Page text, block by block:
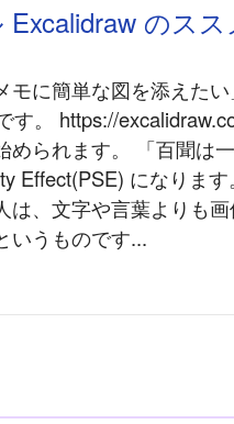
のスス
モに簡単な図を添えた
す。 https://
められます。 「百聞は
Effect(PSE) になりま
は、文字や言葉よりも
いうものです...